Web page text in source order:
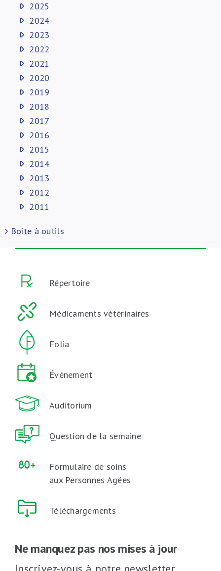
2025
2024
2023
2022
2021
2020
2019
2018
2017
2016
2015
2014
2013
2012
2011
Boite à outils
Répertoire
Médicaments vétérinaires
Folia
Événement
Auditorium
Question de la semaine
Formulaire de soins
aux Personnes Agées
Téléchargements
Ne manquez pas nos mises à jour